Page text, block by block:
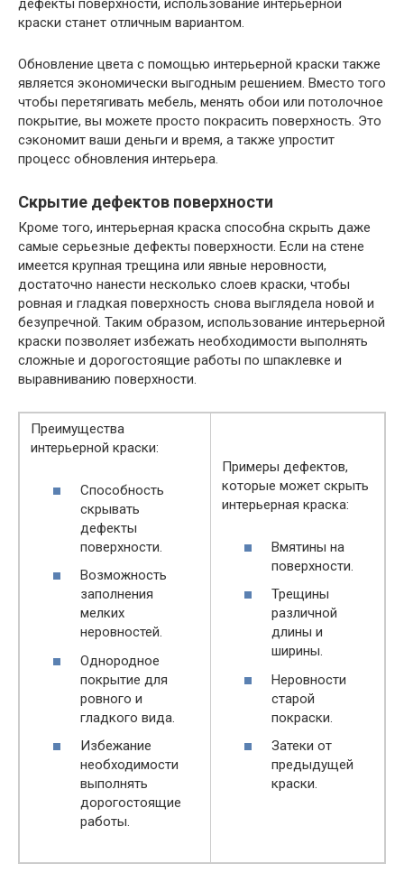
дефекты поверхности, использование интерьерной
краски станет отличным вариантом.
Обновление цвета с помощью интерьерной краски также
является экономически выгодным решением. Вместо того
чтобы перетягивать мебель, менять обои или потолочное
покрытие, вы можете просто покрасить поверхность. Это
сэкономит ваши деньги и время, а также упростит
процесс обновления интерьера.
Скрытие дефектов поверхности
Кроме того, интерьерная краска способна скрыть даже
самые серьезные дефекты поверхности. Если на стене
имеется крупная трещина или явные неровности,
достаточно нанести несколько слоев краски, чтобы
ровная и гладкая поверхность снова выглядела новой и
безупречной. Таким образом, использование интерьерной
краски позволяет избежать необходимости выполнять
сложные и дорогостоящие работы по шпаклевке и
выравниванию поверхности.
Преимущества
интерьерной краски:
Способность
скрывать
дефекты
поверхности.
Возможность
заполнения
мелких
неровностей.
Однородное
покрытие для
ровного и
гладкого вида.
Избежание
необходимости
выполнять
дорогостоящие
работы.
Примеры дефектов,
которые может скрыть
интерьерная краска:
Вмятины на
поверхности.
Трещины
различной
длины и
ширины.
Неровности
старой
покраски.
Затеки от
предыдущей
краски.